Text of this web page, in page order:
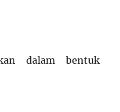
dalam bentuk